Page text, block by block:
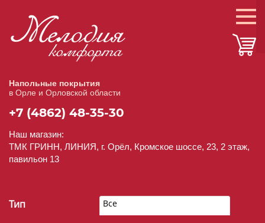
Напольные покрытия
в Орле и Орловской области
+7 (4862) 48-35-30
Наш магазин:
ТМК ГРИНН, ЛИНИЯ, г. Орёл, Кромское шоссе, 23, 2 этаж,
павильон 13
Тип Все